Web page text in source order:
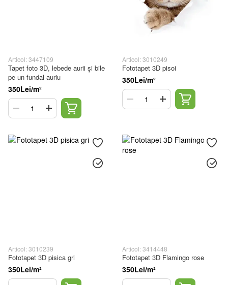
Articol: 3447109
Tapet foto 3D, lebede aurii și bile
pe un fundal auriu
350Lei/m²
Articol: 3010249
Fototapet 3D pisoi
350Lei/m²
Articol: 3010239
Fototapet 3D pisica gri
350Lei/m²
Articol: 3414448
Fototapet 3D Flamingo rose
350Lei/m²